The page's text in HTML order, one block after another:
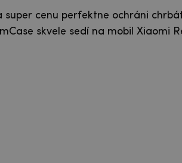
super cenu perfektne ochráni
skvele sedí na mobil Xiaomi